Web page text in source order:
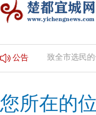
公告
告 致全市选民的一
您所在的